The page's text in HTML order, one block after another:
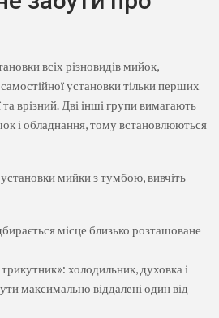
всіх різновидів мийок,
установки тільки перших
та врізний. Дві інші групи вимагають
і обладнання, тому встановлюються
мийки з тумбою, вивчіть
місце близько розташоване
холодильник, духовка і
максимально віддалені один від